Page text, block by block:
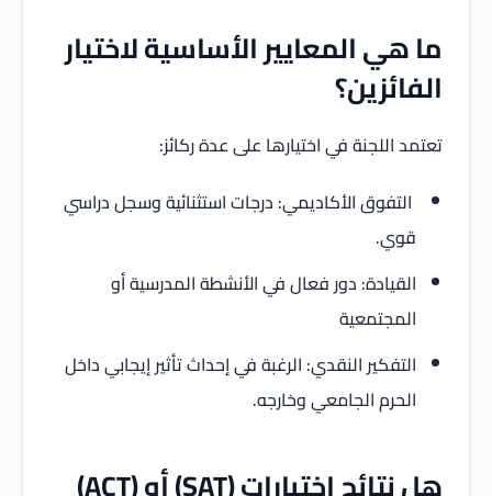
ما هي المعايير الأساسية لاختيار
الفائزين؟
تعتمد اللجنة في اختيارها على عدة ركائز:
التفوق الأكاديمي: درجات استثنائية وسجل دراسي
قوي.
القيادة: دور فعال في الأنشطة المدرسية أو
المجتمعية
التفكير النقدي: الرغبة في إحداث تأثير إيجابي داخل
الحرم الجامعي وخارجه.
هل نتائج اختبارات (SAT) أو (ACT)